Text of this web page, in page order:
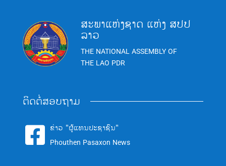
ສະພາແຫ່ງຊາດ ແຫ່ງ ສປປ
ລາວ
THE NATIONAL ASSEMBLY OF
THE LAO PDR
ຕິດຕໍ່ສອບຖາມ
 ຂ່າວ "ຜູ້ແທນປະຊາຊົນ"
Phouthen Pasaxon News